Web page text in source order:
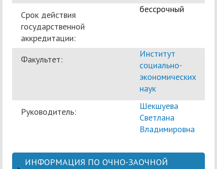
Срок действия
государственной
аккредитации:
бессрочный
Факультет:
Институт
социально-
экономических
наук
Руководитель:
Шекшуева
Светлана
Владимировна
ИНФОРМАЦИЯ ПО ОЧНО-ЗАОЧНОЙ